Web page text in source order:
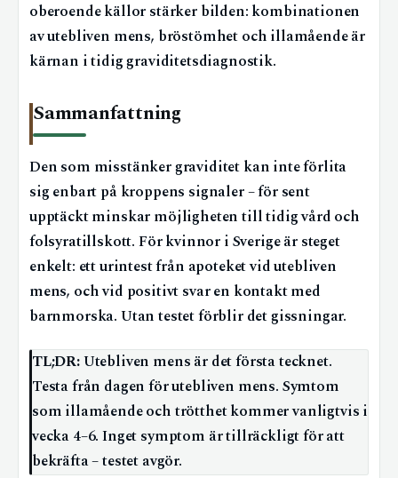
oberoende källor stärker bilden: kombinationen
av utebliven mens, bröstömhet och illamående är
kärnan i tidig graviditetsdiagnostik.
Sammanfattning
Den som misstänker graviditet kan inte förlita
sig enbart på kroppens signaler – för sent
upptäckt minskar möjligheten till tidig vård och
folsyratillskott. För kvinnor i Sverige är steget
enkelt: ett urintest från apoteket vid utebliven
mens, och vid positivt svar en kontakt med
barnmorska. Utan testet förblir det gissningar.
TL;DR:Utebliven mens är det första tecknet.
Testa från dagen för utebliven mens. Symtom
som illamående och trötthet kommer vanligtvis i
vecka 4–6. Inget symptom är tillräckligt för att
bekräfta – testet avgör.